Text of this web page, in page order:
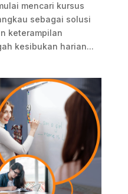
mencari kursus
sebagai solusi
keterampilan
kesibukan harian...